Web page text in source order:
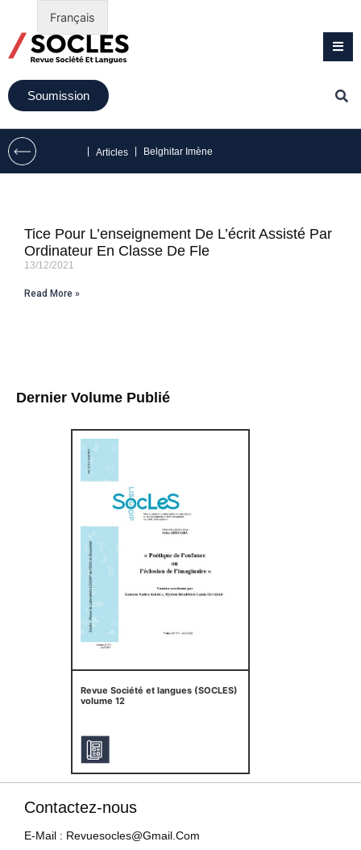
Soumission
Articles Belghitar Imène
Dernier Volume Publié
Revue Société et langues (SOCLES)
volume 12
Tice Pour L’enseignement De L’écrit Assisté Par
Ordinateur En Classe De Fle
13/12/2021
Read More »
Contactez-nous
E-Mail : Revuesocles@gmail.com
Français